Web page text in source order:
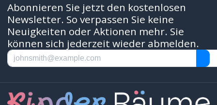
Abonnieren Sie jetzt den kostenlosen
Newsletter. So verpassen Sie keine
Neuigkeiten oder Aktionen mehr. Sie
können sich jederzeit wieder abmelden.